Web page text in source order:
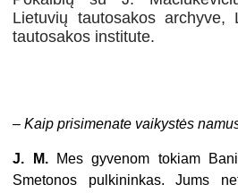
Lietuvių tautosakos archyve,
tautosakos institute.
–Kaip prisimenate vaikystės
J. M.Mes gyvenom tokiam
Smetonos pulkininkas. Jums